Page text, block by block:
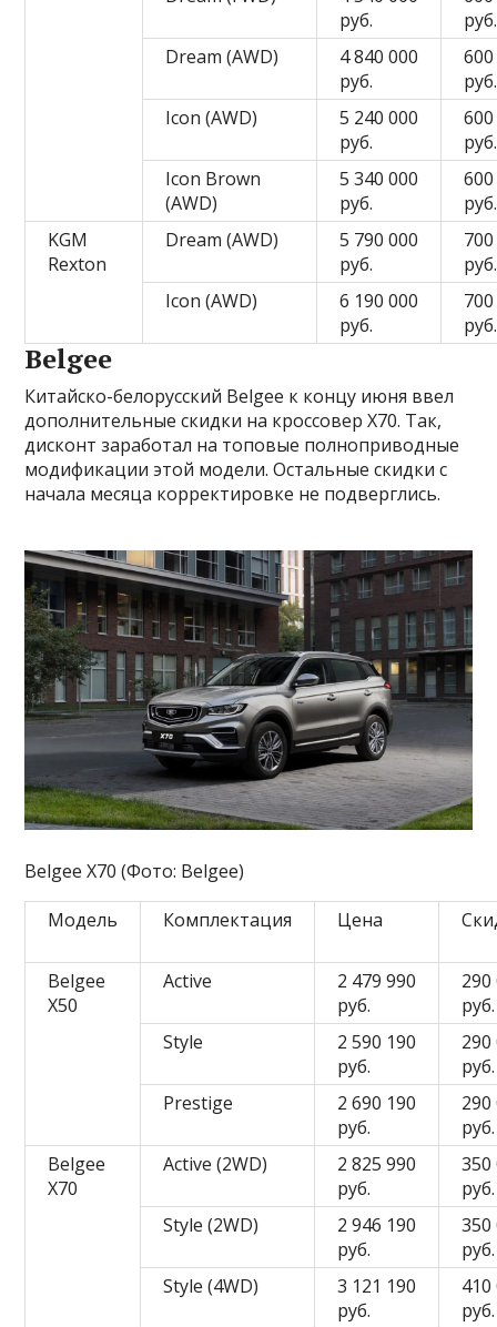
руб.
руб.
Dream (AWD)
4 840 000
руб.
руб.
Icon (AWD)
5 240 000
руб.
руб.
Icon Brown
(AWD)
5 340 000
руб.
руб.
KGM
Rexton
Dream (AWD)
5 790 000
руб.
руб.
Icon (AWD)
6 190 000
руб.
руб.
Belgee
Китайско-белорусский Belgee к концу июня ввел
дополнительные скидки на кроссовер X70. Так,
дисконт заработал на топовые полноприводные
модификации этой модели. Остальные скидки с
начала месяца корректировке не подверглись.
Belgee X70 (Фото: Belgee)
Модель
Комплектация Цена
Belgee
X50
Active
2 479 990
руб.
290
руб.
Style
2 590 190
руб.
290
руб.
Prestige
2 690 190
руб.
290
руб.
Belgee
X70
Active (2WD)
2 825 990
руб.
350
руб.
Style (2WD)
2 946 190
руб.
350
руб.
Style (4WD)
3 121 190
руб.
410
руб.